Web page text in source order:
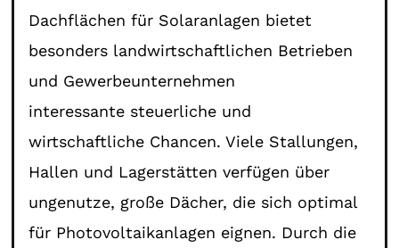
Dachflächen für Solaranlagen bietet
besonders landwirtschaftlichen Betrieben
und Gewerbeunternehmen
interessante steuerliche und
wirtschaftliche Chancen. Viele Stallungen,
Hallen und Lagerstätten verfügen über
ungenutze, große Dächer, die sich optimal
für Photovoltaikanlagen eignen. Durch die